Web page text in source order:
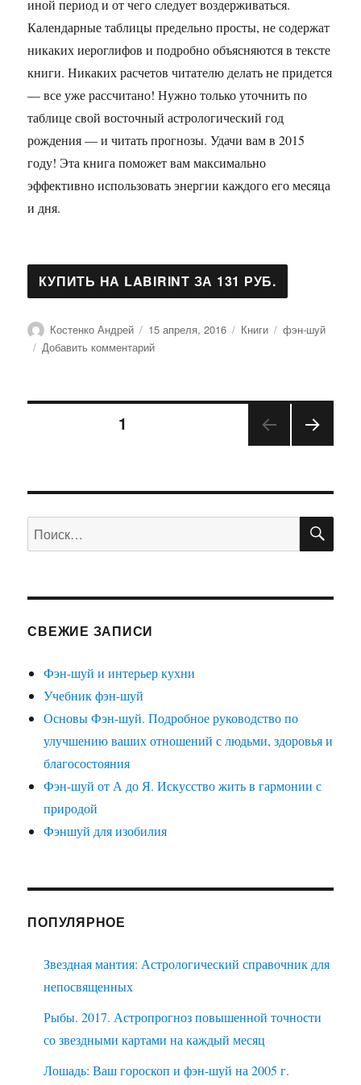
иной период и от чего следует воздерживаться.
Календарные таблицы предельно просты, не содержат
никаких иероглифов и подробно объясняются в тексте
книги. Никаких расчетов читателю делать не придется
— все уже рассчитано! Нужно только уточнить по
таблице свой восточный астрологический год
рождения — и читать прогнозы. Удачи вам в 2015
году! Эта книга поможет вам максимально
эффективно использовать энергии каждого его месяца
и дня.
Автор
Костенко Андрей Опубликовано
15 апреля, 2016 Рубрики
Книги Метки
фэн-шуй
Добавить комментарийк
гороскоп
Навигация
записям
1
СТРА
НИЦ
Искать:
СВЕЖИЕ ЗАПИСИ
Фэн-шуй и интерьер кухни
Учебник фэн-шуй
Основы Фэн-шуй. Подробное руководство по
улучшению ваших отношений с людьми, здоровья и
благосостояния
Фэн-шуй от А до Я. Искусство жить в гармонии с
природой
Фэншуй для изобилия
ПОПУЛЯРНОЕ
Звездная мантия: Астрологический справочник для
непосвященных
Рыбы. 2017. Астропрогноз повышенной точности
со звездными картами на каждый месяц
Лошадь: Ваш гороскоп и фэн-шуй на 2005 г.